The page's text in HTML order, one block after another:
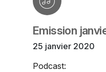
Emission
25 janvier 2020
Podcast: